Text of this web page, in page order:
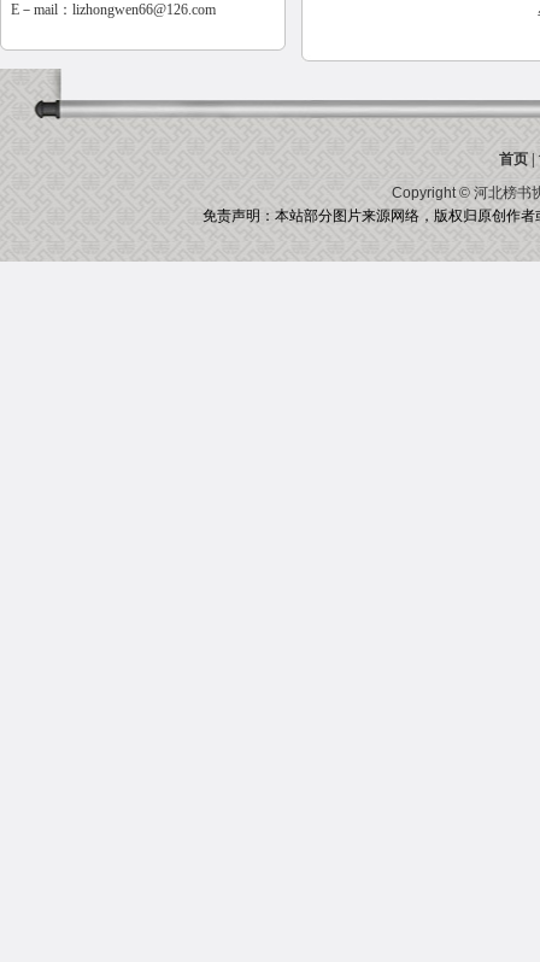
E－mail： lizhongwen66@126.com
首页|
Copyright © 河北榜书
免责声明：本站部分图片来源网络，版权归原创作